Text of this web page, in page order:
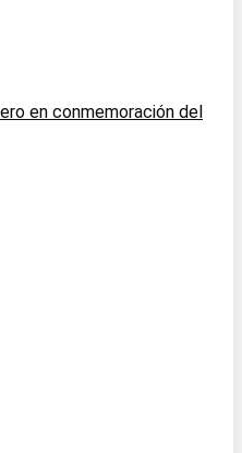
en conmemoración del